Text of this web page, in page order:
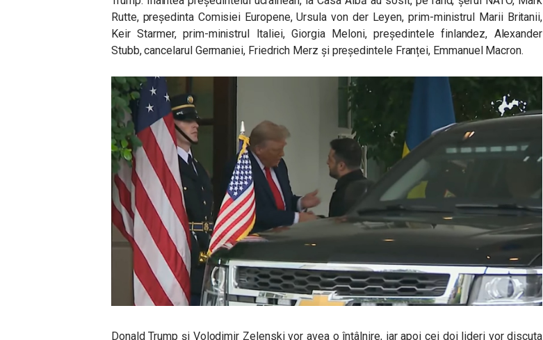
Rutte, președinta Comisiei Europene, Ursula von der Leyen, prim-ministrul Marii Britanii,
Keir Starmer, prim-ministrul Italiei, Giorgia Meloni, președintele finlandez, Alexander
Stubb, cancelarul Germaniei, Friedrich Merz și președintele Franței, Emmanuel Macron.
Donald Trump și Volodimir Zelenski vor avea o întâlnire, iar apoi cei doi lideri vor discuta